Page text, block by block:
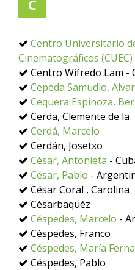
C
Centro Universitario
Cinematográficos (CUEC)
Centro Wifredo Lam -
Cepeda Samudio,
Cequera Espinoza,
Cerda, Clemente de la
Cerdá, Marcelo
Cerdán, Josetxo
César, Antonieta -
César, Pablo -
César Coral , Carolina
Césarbaquéz
Céspedes, Marcelo -
Céspedes, Franco
Céspedes, María
Céspedes, Pablo